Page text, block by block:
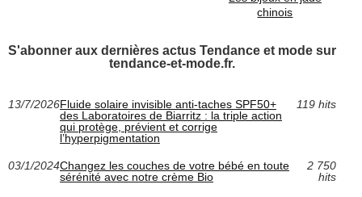
chinois
S'abonner aux dernières actus Tendance et mode sur
tendance-et-mode.fr.
13/7/2026Fluide solaire invisible anti‑taches SPF50+
des Laboratoires de Biarritz : la triple action
qui protège, prévient et corrige
l’hyperpigmentation
119 hits
03/1/2024Changez les couches de votre bébé en toute
sérénité avec notre crème Bio
2 750
hits